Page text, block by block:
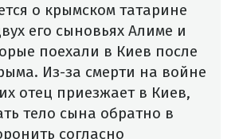
о крымском татарине
его сыновьях Алиме и
поехали в Киев после
Из-за смерти на войне
отец приезжает в Киев,
тело сына обратно в
согласно